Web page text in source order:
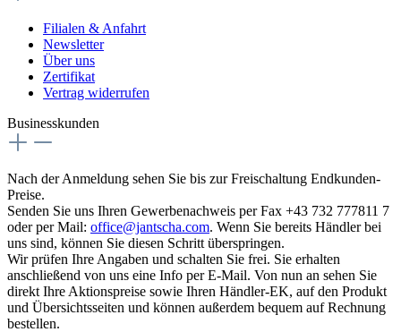
Filialen & Anfahrt
Newsletter
Über uns
Zertifikat
Vertrag widerrufen
Businesskunden
Nach der Anmeldung sehen Sie bis zur Freischaltung Endkunden-
Preise.
Senden Sie uns Ihren Gewerbenachweis per Fax +43 732 777811 7
oder per Mail: office@jantscha.com. Wenn Sie bereits Händler bei
uns sind, können Sie diesen Schritt überspringen.
Wir prüfen Ihre Angaben und schalten Sie frei. Sie erhalten
anschließend von uns eine Info per E-Mail. Von nun an sehen Sie
direkt Ihre Aktionspreise sowie Ihren Händler-EK, auf den Produkt
und Übersichtsseiten und können außerdem bequem auf Rechnung
bestellen.